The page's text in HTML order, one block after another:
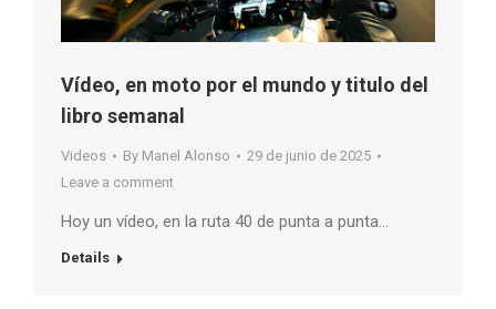
Vídeo, en moto por el mundo y titulo del
libro semanal
Videos By Manel Alonso
29 de junio de 2025
Leave a comment
Hoy un vídeo, en la ruta 40 de punta a punta…
Details